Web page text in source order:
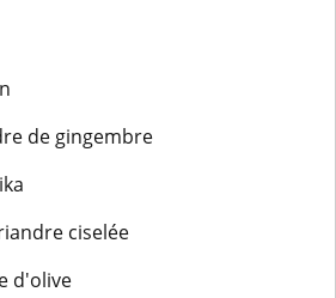
de gingembre
ciselée
d'olive